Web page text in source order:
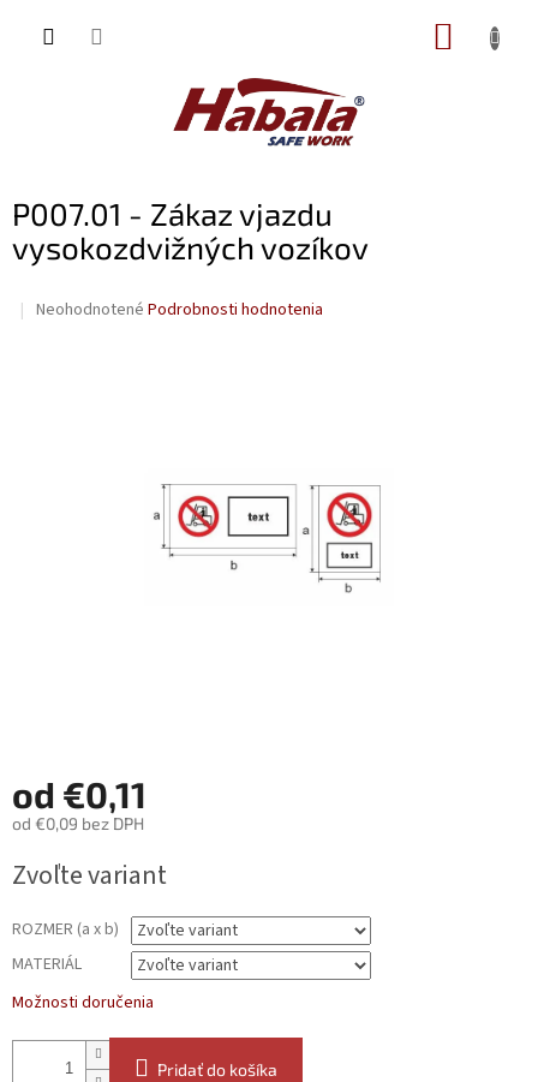
P007.01 - Zákaz vjazdu
vysokozdvižných vozíkov
Priemerné
Neohodnotené Podrobnosti hodnotenia
od €0,11
od €0,09 bez DPH
cena:
Zvoľte variant
ROZMER (a x b)
MATERIÁL
Možnosti doručenia
Pridať do košíka